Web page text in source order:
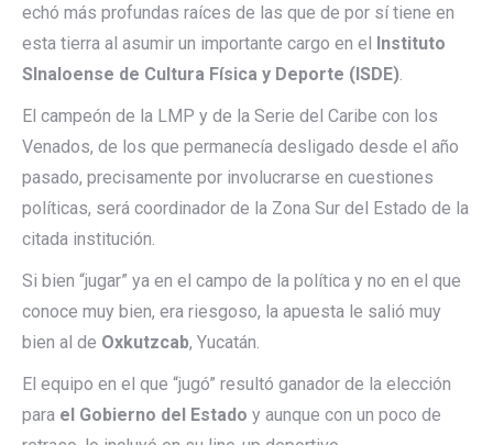
echó más profundas raíces de las que de por sí tiene en
esta tierra al asumir un importante cargo en el Instituto
SInaloense de Cultura Física y Deporte (ISDE).
El campeón de la LMP y de la Serie del Caribe con los
Venados, de los que permanecía desligado desde el año
pasado, precisamente por involucrarse en cuestiones
políticas, será coordinador de la Zona Sur del Estado de la
citada institución.
Si bien “jugar” ya en el campo de la política y no en el que
conoce muy bien, era riesgoso, la apuesta le salió muy
bien al de Oxkutzcab, Yucatán.
El equipo en el que “jugó” resultó ganador de la elección
para el Gobierno del Estado y aunque con un poco de